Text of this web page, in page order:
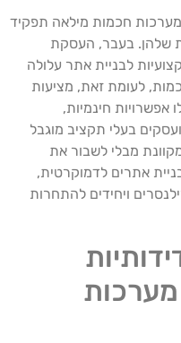
חכמות מילאה תפקיד
שלהן. בעבר, העסקת
לבניית אתר עלולה
לעומת זאת, מציעות
אפשרויות חינמיות,
בעלי תקציב מוגבל
מבלי לשבור את
אתרים לדמוקרטית,
ויחידים להתחרות